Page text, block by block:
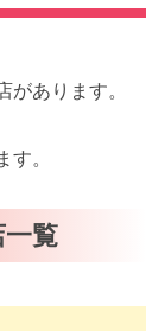
あります。
。
覧